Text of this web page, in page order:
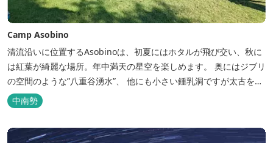
Camp Asobino
清流沿いに位置するAsobinoは、初夏にはホタルが飛び交い、秋に
は紅葉が綺麗な場所。年中満天の星空を楽しめます。 奥にはジブリ
の空間のような”八重谷湧水”、 他にも小さい鍾乳洞ですが太古を想
像させる”風穴”などがあり、自然が豊かなスポットです。 wi-fi完
備。テントサウナもご利用いただけます。 また近くには廃校を活用
した「阿曽温泉」もあります。
中南勢